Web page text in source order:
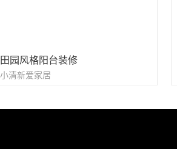
田园风格阳台装修
小清新爱家居